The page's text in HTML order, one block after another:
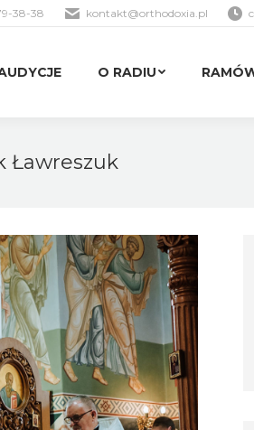
38-38 kontakt@orthodoxia.pl
O RADIU
Ławreszuk